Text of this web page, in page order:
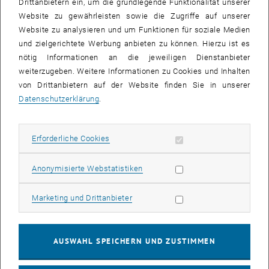
Our lab member Yashuai Yan presented his work “Efficiently
with Model-Based Supervision” during a poster session at ICRA
Drittanbietern ein, um die grundlegende Funktionalität unserer
Website zu gewährleisten sowie die Zugriffe auf unserer
Website zu analysieren und um Funktionen für soziale Medien
und zielgerichtete Werbung anbieten zu können. Hierzu ist es
nötig Informationen an die jeweiligen Dienstanbieter
weiterzugeben. Weitere Informationen zu Cookies und Inhalten
von Drittanbietern auf der Website finden Sie in unserer
Datenschutzerklärung
Erforderliche Cookies Erforderliche Cookies zulassen
Anonymisierte WebstatistikenStatistik Cookies zulassen
Marketing und DrittanbieterMarketing Cookies zulassen
AUSWAHL SPEICHERN UND ZUSTIMMEN